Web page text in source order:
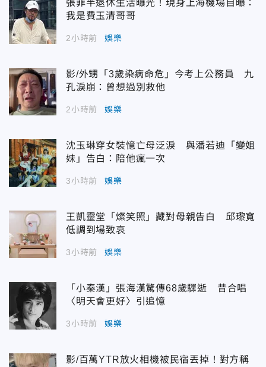
張菲半退休生活曝光！現身上海機場自曝：
我是費玉清哥哥
2小時前 娛樂
影/外甥「3歲染病命危」今考上公務員 九
孔淚崩：曾想過別救他
2小時前 娛樂
沈玉琳穿女裝憶亡母泛淚 與潘若迪「變姐
妹」告白：陪他瘋一次
3小時前 娛樂
王凱靈堂「燦笑照」藏對母親告白 邱瓈寬
低調到場致哀
3小時前 娛樂
「小秦漢」張海漢驚傳68歲驟逝 昔合唱
〈明天會更好〉引追憶
3小時前 娛樂
影/百萬YTR放火相機被民宿丟掉！對方稱